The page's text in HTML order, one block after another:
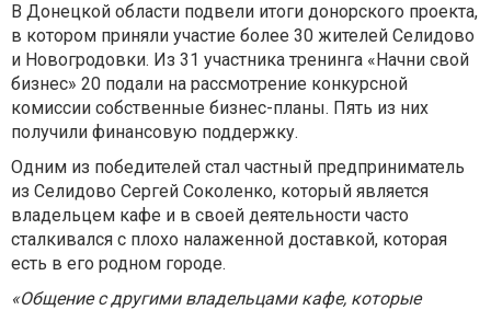
В Донецкой области подвели итоги донорского проекта,
в котором приняли участие более 30 жителей Селидово
и Новогродовки. Из 31 участника тренинга «Начни свой
бизнес» 20 подали на рассмотрение конкурсной
комиссии собственные бизнес-планы. Пять из них
получили финансовую поддержку.
Одним из победителей стал частный предприниматель
из Селидово Сергей Соколенко, который является
владельцем кафе и в своей деятельности часто
сталкивался с плохо налаженной доставкой, которая
есть в его родном городе.
«Общение с другими владельцами кафе, которые